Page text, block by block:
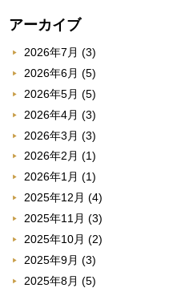
アーカイブ
2026年7月 (3)
2026年6月 (5)
2026年5月 (5)
2026年4月 (3)
2026年3月 (3)
2026年2月 (1)
2026年1月 (1)
2025年12月 (4)
2025年11月 (3)
2025年10月 (2)
2025年9月 (3)
2025年8月 (5)